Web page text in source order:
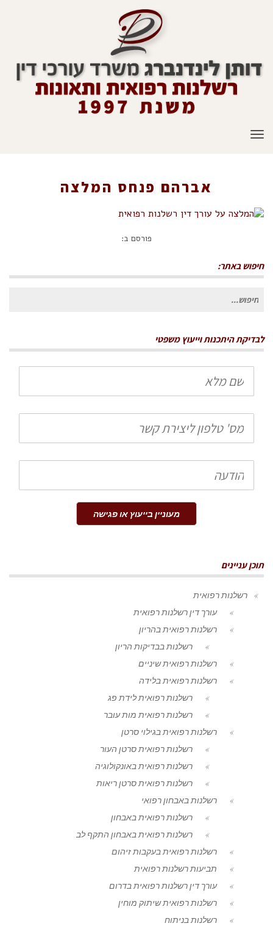
תפריט
אברהם פנחס המלצה
פורסם ב:
חיפוש באתר:
לבדיקת היתכנות וייעוץ משפטי
שם
מלא
טלפון
הודעה
מעוניין בייעוץ או פגישה
תוכן עניינים
רשלנות רפואית
עורך דין רשלנות רפואית
רשלנות רפואית בהריון
רשלנות בבדיקות הריון
רשלנות רפואית שיניים
רשלנות רפואית בלידה
רשלנות רפואית לידת פג
רשלנות רפואית מות עובר
רשלנות רפואית בגילוי סרטן
רשלנות רפואית סרטן העור
רשלנות רפואית באונקולוגיה
רשלנות רפואית סרטן ריאות
רשלנות באבחון רפואי
רשלנות רפואית באבחון
רשלנות רפואית באבחון התקף לב
רשלנות רפואית בעקבות זיהום
תביעות רשלנות רפואית
עורך דין רשלנות רפואית בדרום
רשלנות רפואית שיתוק מוחין
רשלנות בניתוח